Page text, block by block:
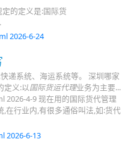
定的定义是:国际货
2026-6-24
递系统、海运系统等。 深圳哪家
定义:以国际货运代理业务为主要...
4-9 现在用的国际货代管理
在行业内,有很多通俗叫法,如:货代
2026-6-13